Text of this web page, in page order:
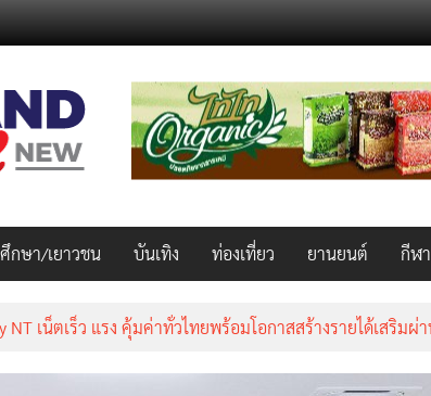
กษา/เยาวชน บันเทิง ท่องเที่ยว ยานยนต์ กีฬา
NT เน็ตเร็ว แรง คุ้มค่าทั่วไทยพร้อมโอกาสสร้างรายได้เสริมผ่